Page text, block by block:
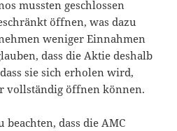
mussten geschlossen
öffnen, was dazu
weniger Einnahmen
dass die Aktie deshalb
sie sich erholen wird,
vollständig öffnen können.
dass die AMC